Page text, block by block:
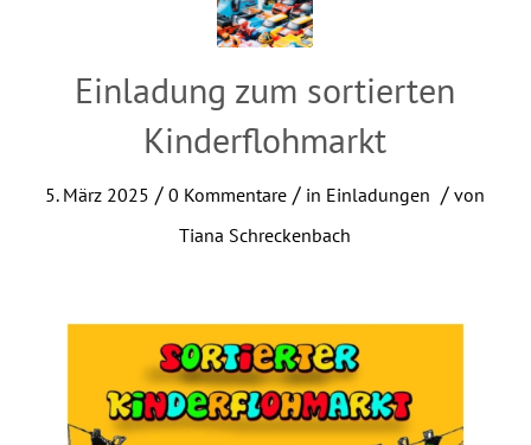
Einladung zum sortierten
Kinderflohmarkt
5. März 2025 / 0 Kommentare / in Einladungen / von
Tiana Schreckenbach